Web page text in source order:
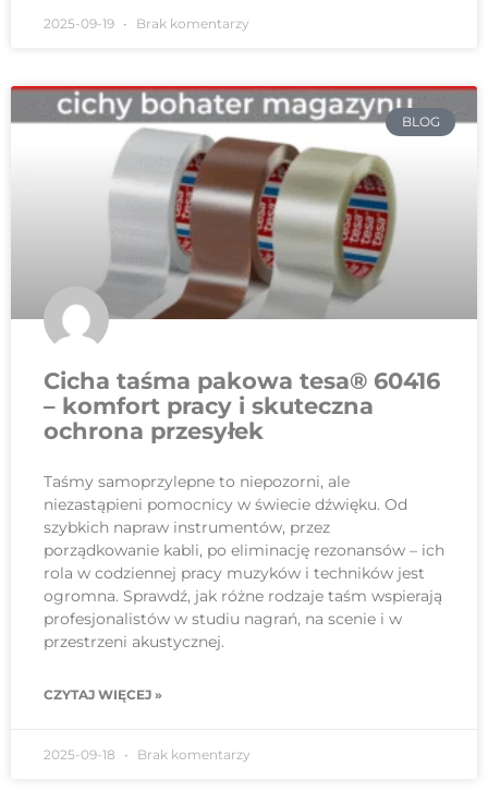
2025-09-19 Brak komentarzy
BLOG
Cicha taśma pakowa tesa® 60416
– komfort pracy i skuteczna
ochrona przesyłek
Taśmy samoprzylepne to niepozorni, ale
niezastąpieni pomocnicy w świecie dźwięku. Od
szybkich napraw instrumentów, przez
porządkowanie kabli, po eliminację rezonansów – ich
rola w codziennej pracy muzyków i techników jest
ogromna. Sprawdź, jak różne rodzaje taśm wspierają
profesjonalistów w studiu nagrań, na scenie i w
przestrzeni akustycznej.
CZYTAJ WIĘCEJ »
2025-09-18 Brak komentarzy